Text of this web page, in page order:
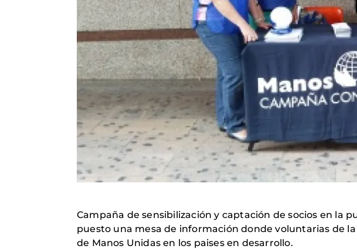
Campaña de sensibilización y captación de socios en la
puesto una mesa de información donde voluntarias de
de Manos Unidas en los paises en desarrollo.